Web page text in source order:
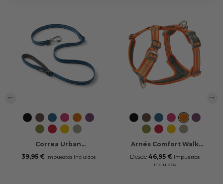
BlackMoccaOcean
Blue
Wild
Rose
Orange
Sun
Purple
Passion
Hunting
Green
Classic
Red
LemonDesert
Dune
Correa Urban
39,95 € Impuestos incluidos
BlackMoccaOcean
Blue
Wild
Rose
Orange
Sun
Purple
Passion
Hunting
Green
Classic
Red
LemonDesert
Dune
Arnés Comfort Walk
Desde 46,95 € Impuestos
incluidos